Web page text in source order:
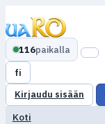
116paikalla
fi
Kirjaudu sisään
Koti